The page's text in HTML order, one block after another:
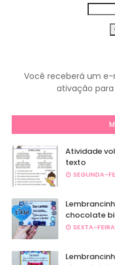
Você receberá um e-
ativação
Atividade
texto
SEGUNDA-
chocolate
SEXTA-